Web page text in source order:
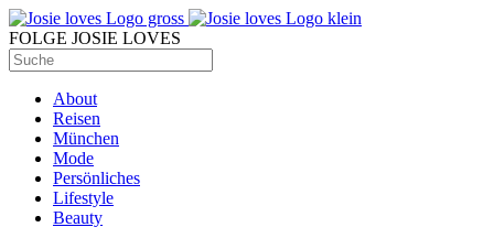
FOLGE JOSIE LOVES
About
Reisen
München
Mode
Persönliches
Lifestyle
Beauty